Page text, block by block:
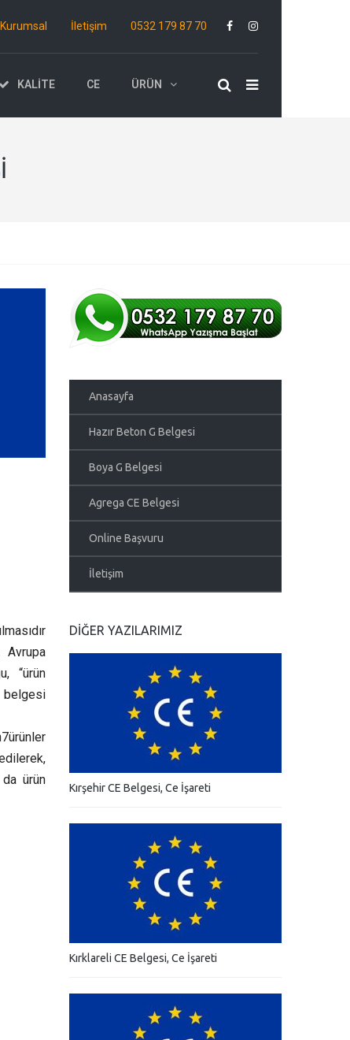
Kurumsal İletişim 0532 179 87 70
KALITE CE ÜRÜN
Avrupa
“ürün
belgesi
ürün
Anasayfa
Hazır Beton G Belgesi
Boya G Belgesi
Agrega CE Belgesi
Online Başvuru
İletişim
DIĞER YAZILARIMIZ
Kırşehir CE Belgesi, Ce İşareti
Kırklareli CE Belgesi, Ce İşareti